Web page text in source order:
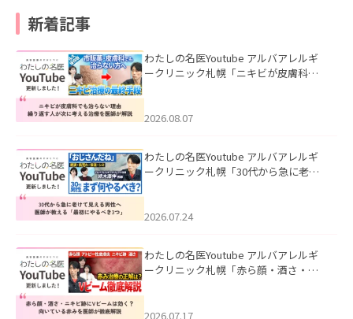
新着記事
わたしの名医Youtube アルバアレルギ
ークリニック札幌「ニキビが皮膚科で
ました。
2026.08.07
わたしの名医Youtube アルバアレルギ
ークリニック札幌「30代から急に老け
た。
2026.07.24
わたしの名医Youtube アルバアレルギ
ークリニック札幌「赤ら顔・酒さ・ニ
した。
2026.07.17